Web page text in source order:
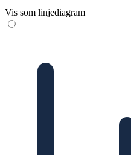
Vis som linjediagram